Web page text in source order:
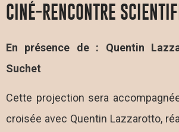
CINÉ-RENCONTRE
En présence de : Quentin
Suchet
Cette projection sera
croisée avec Quentin Lazzarotto,